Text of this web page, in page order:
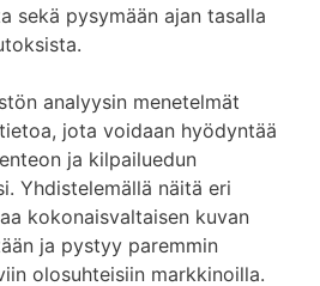
sekä pysymään ajan tasalla
analyysin menetelmät
jota voidaan hyödyntää
ja kilpailuedun
Yhdistelemällä näitä eri
kokonaisvaltaisen kuvan
ja pystyy paremmin
olosuhteisiin markkinoilla.